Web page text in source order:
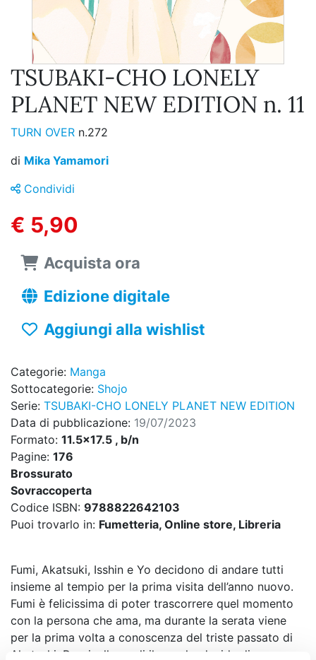
TSUBAKI-CHO LONELY
PLANET NEW EDITION n. 11
TURN OVER n.272
di Mika Yamamori
Condividi
€ 5,90
Acquista ora
Edizione digitale
Aggiungi alla wishlist
Categorie: Manga
Sottocategorie: Shojo
Serie: TSUBAKI-CHO LONELY PLANET NEW EDITION
Data di pubblicazione: 19/07/2023
Formato: 11.5x17.5 , b/n
Pagine: 176
Brossurato
Sovraccoperta
Codice ISBN: 9788822642103
Puoi trovarlo in: Fumetteria, Online store, Libreria
Fumi, Akatsuki, Isshin e Yo decidono di andare tutti
insieme al tempio per la prima visita dell’anno nuovo.
Fumi è felicissima di poter trascorrere quel momento
con la persona che ama, ma durante la serata viene
per la prima volta a conoscenza del triste passato di
Akatsuki. Per risollevargli il morale, decide di